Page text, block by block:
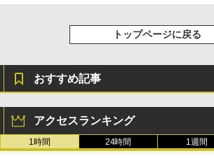
トップページに戻る
おすすめ記事
アクセスランキング
1時間 24時間 1週間